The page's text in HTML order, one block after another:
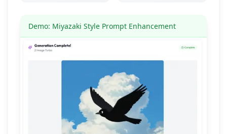
Demo: Miyazaki Style Prompt Enhancement